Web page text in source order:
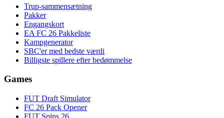
Trup-sammensætning
Pakker
Engangskort
EA FC 26 Pakkeliste
Kampgenerator
SBC'er med bedste værdi
Billigste spillere efter bedømmelse
Games
FUT Draft Simulator
FC 26 Pack Opener
FUT Spins 26